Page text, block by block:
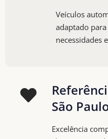
Veículos
adaptado
necessidades
São
Excelência